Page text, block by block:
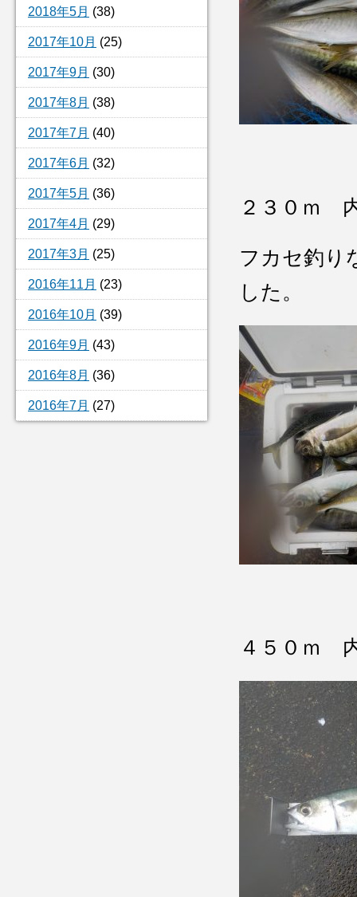
2018年5月 (38)
2017年10月 (25)
2017年9月 (30)
2017年8月 (38)
2017年7月 (40)
2017年6月 (32)
2017年5月 (36)
2017年4月 (29)
2017年3月 (25)
2016年11月 (23)
2016年10月 (39)
2016年9月 (43)
2016年8月 (36)
2016年7月 (27)
２３０ｍ
フカセ釣り
した。
４５０ｍ